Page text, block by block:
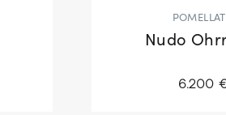
Nudo
6.200